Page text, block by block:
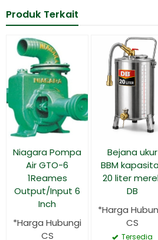
Produk Terkait
Niagara Pompa
Air GTO-6
1Reames
Output/Input 6
Inch
*Harga Hubungi
CS
Bejana ukur
BBM
20 liter
DB
*Harga
CS
Tersedia